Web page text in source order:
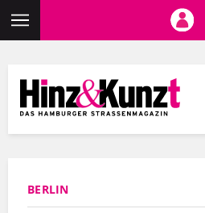
Inhalt
BERLIN